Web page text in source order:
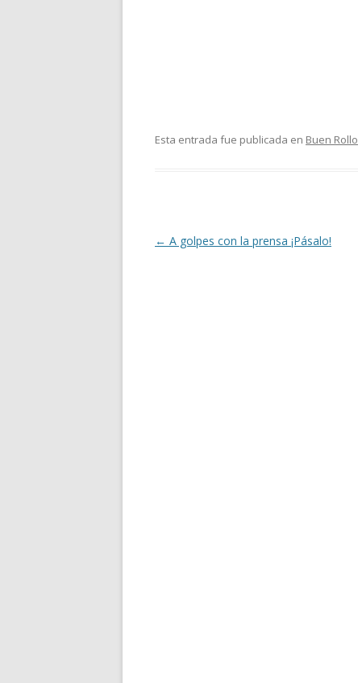
Esta entrada fue publicada en Buen Rollo
Navegación
← A golpes con la prensa ¡Pásalo!